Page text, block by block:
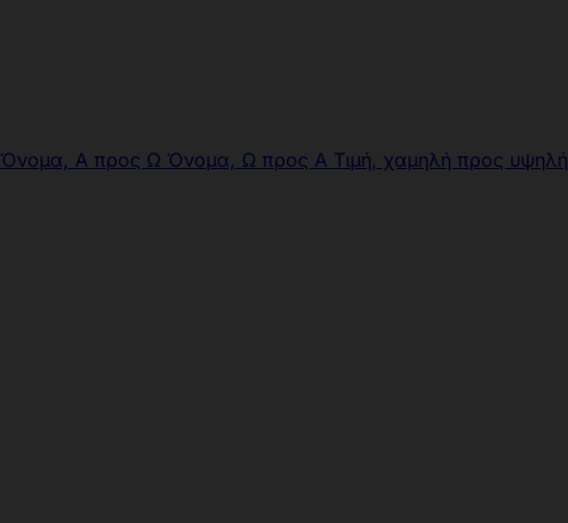
Όνομα, Α προς Ω Όνομα, Ω προς Α Τιμή, χαμηλή προς υψηλή